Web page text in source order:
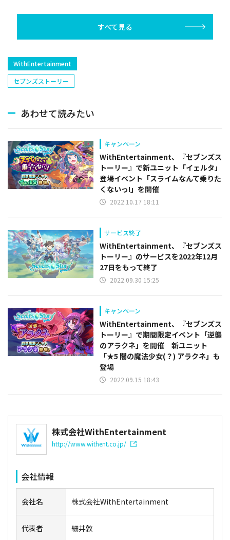
捕手)など
人/抑え)など
すべて見る
WithEntertainment
セブンズストーリー
あわせて読みたい
キャンペーン
WithEntertainment、『セブンズス
トーリー』で新ユニット「イェルタ」
登場イベント「スライムなんて乗りた
くないっ!」を開催
2022.10.17 18:11
サービス終了
WithEntertainment、『セブンズス
トーリー』のサービスを2022年12月
27日をもって終了
2022.09.30 15:25
キャンペーン
WithEntertainment、『セブンズス
トーリー』で期間限定イベント「逆襲
のアラクネ」を開催 新ユニット
「★5 闇の魔法少女(？) アラクネ」も
登場
2022.09.15 18:43
株式会社WithEntertainment
http://www.withent.co.jp/
会社情報
会社名 株式会社WithEntertainment
代表者 細井敦